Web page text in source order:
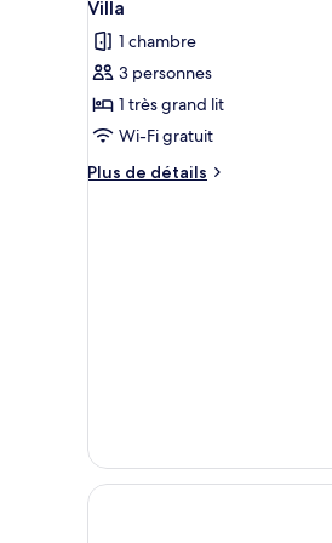
Chambre
Supérieure
toutes
les
photos
pour
ce
type
de
Villa
1 chambre
3 personnes
1 très grand lit
Wi-Fi gratuit
Plus de détails
Plus